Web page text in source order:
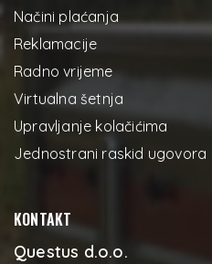
Načini plaćanja
Reklamacije
Radno vrijeme
Virtualna šetnja
Upravljanje kolačićima
Jednostrani raskid ugovora
KONTAKT
Questus d.o.o.